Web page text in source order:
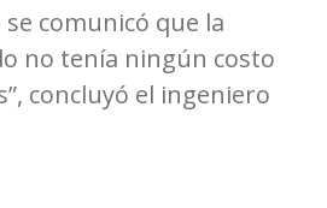
comunicó que la
no tenía ningún costo
concluyó el ingeniero